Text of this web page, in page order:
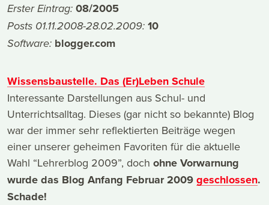
Erster Eintrag: 08/2005
Posts 01.11.2008-28.02.2009: 10
Software: blogger.com
Wissensbaustelle. Das (Er)Leben Schule
Interessante Darstellungen aus Schul- und
Unterrichtsalltag. Dieses (gar nicht so bekannte) Blog
war der immer sehr reflektierten Beiträge wegen
einer unserer geheimen Favoriten für die aktuelle
Wahl “Lehrerblog 2009”, doch ohne Vorwarnung
wurde das Blog Anfang Februar 2009geschlossen.
Schade!